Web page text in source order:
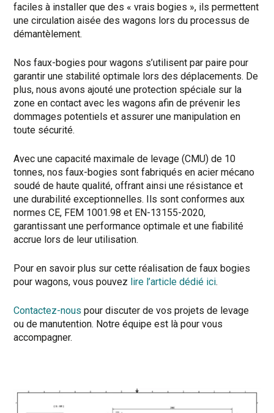
faciles à installer que des « vrais bogies », ils permettent
une circulation aisée des wagons lors du processus de
démantèlement.
Nos faux-bogies pour wagons s’utilisent par paire pour
garantir une stabilité optimale lors des déplacements. De
plus, nous avons ajouté une protection spéciale sur la
zone en contact avec les wagons afin de prévenir les
dommages potentiels et assurer une manipulation en
toute sécurité.
Avec une capacité maximale de levage (CMU) de 10
tonnes, nos faux-bogies sont fabriqués en acier mécano
soudé de haute qualité, offrant ainsi une résistance et
une durabilité exceptionnelles. Ils sont conformes aux
normes CE, FEM 1001.98 et EN-13155-2020,
garantissant une performance optimale et une fiabilité
accrue lors de leur utilisation.
Pour en savoir plus sur cette réalisation de faux bogies
pour wagons, vous pouvez lire l’article dédié ici.
Contactez-nous pour discuter de vos projets de levage
ou de manutention. Notre équipe est là pour vous
accompagner.